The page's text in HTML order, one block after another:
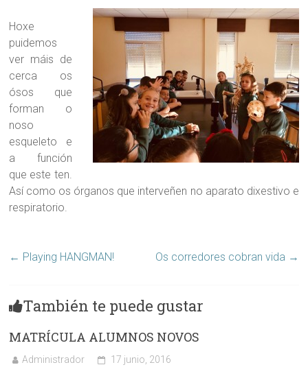
Hoxe
puidemos
ver máis de
cerca os
ósos que
forman o
noso
esqueleto e
a función
que este ten.
Así como os órganos que interveñen no aparato dixestivo e
respiratorio.
← Playing HANGMAN! Os corredores cobran vida →
También te puede gustar
MATRÍCULA ALUMNOS NOVOS
Administrador 17 junio, 2016